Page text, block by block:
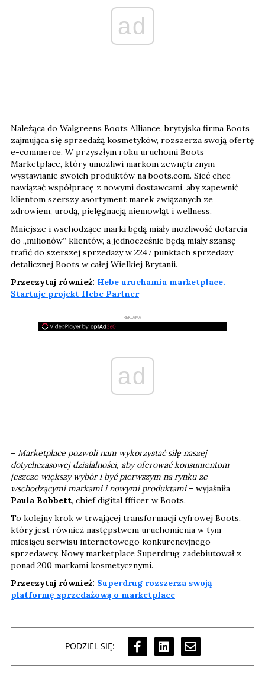
ad
Należąca do Walgreens Boots Alliance, brytyjska firma Boots
zajmująca się sprzedażą kosmetyków, rozszerza swoją ofertę
e-commerce. W przyszłym roku uruchomi Boots
Marketplace, który umożliwi markom zewnętrznym
wystawianie swoich produktów na boots.com. Sieć chce
nawiązać współpracę z nowymi dostawcami, aby zapewnić
klientom szerszy asortyment marek związanych ze
zdrowiem, urodą, pielęgnacją niemowląt i wellness.
Mniejsze i wschodzące marki będą miały możliwość dotarcia
do „milionów” klientów, a jednocześnie będą miały szansę
trafić do szerszej sprzedaży w 2247 punktach sprzedaży
detalicznej Boots w całej Wielkiej Brytanii.
Przeczytaj również: Hebe uruchamia marketplace.
Startuje projekt Hebe Partner
REKLAMA
ad
– Marketplace pozwoli nam wykorzystać siłę naszej
dotychczasowej działalności, aby oferować konsumentom
jeszcze większy wybór i być pierwszym na rynku ze
wschodzącymi markami i nowymi produktami– wyjaśniła
Paula Bobbett, chief digital ffficer w Boots.
To kolejny krok w trwającej transformacji cyfrowej Boots,
który jest również następstwem uruchomienia w tym
miesiącu serwisu internetowego konkurencyjnego
sprzedawcy. Nowy marketplace Superdrug zadebiutował z
ponad 200 markami kosmetycznymi.
Przeczytaj również: Superdrug rozszerza swoją
platformę sprzedażową o marketplace
PODZIEL SIĘ: